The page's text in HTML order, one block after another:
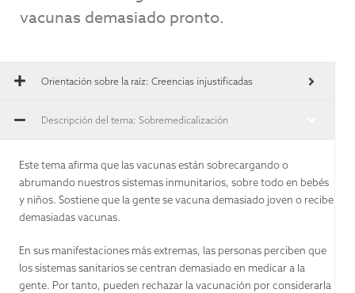
vacunas demasiado pronto.
Orientación sobre la raíz: Creencias injustificadas
Descripción del tema: Sobremedicalización
Este tema afirma que las vacunas están sobrecargando o
abrumando nuestros sistemas inmunitarios, sobre todo en bebés
y niños. Sostiene que la gente se vacuna demasiado joven o recibe
demasiadas vacunas.
En sus manifestaciones más extremas, las personas perciben que
los sistemas sanitarios se centran demasiado en medicar a la
gente. Por tanto, pueden rechazar la vacunación por considerarla